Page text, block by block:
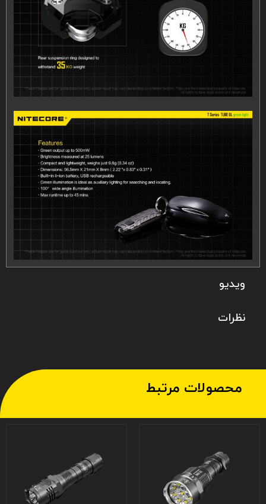
ویدیو
نظرات
محصولات مرتبط